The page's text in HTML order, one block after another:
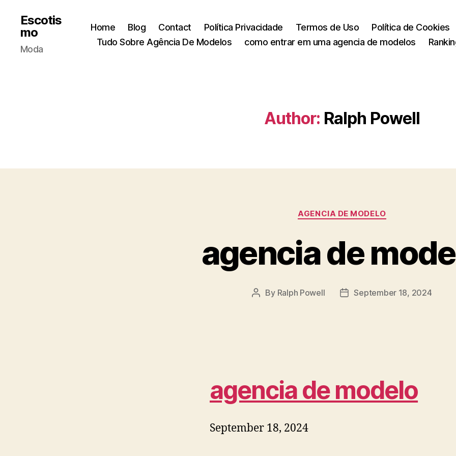
Escotis
mo
Moda
Home Blog Contact Política Privacidade Termos de Uso
Política de Cookies
Tudo Sobre Agência De Modelos
como entrar em uma agencia de modelos
Author: Ralph Powell
Categories
AGENCIA DE MODELO
agencia de
Post
By Ralph Powell
PostSeptember 18, 2024
agencia de modelo
September 18, 2024